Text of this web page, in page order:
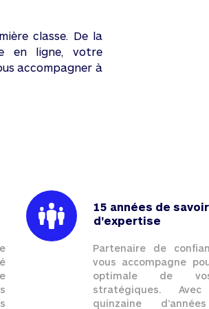
classe. De la
en ligne, votre
accompagner à
15 années de
d'expertise
Partenaire de
vous accompagne
optimale de
stratégiques.
quinzaine